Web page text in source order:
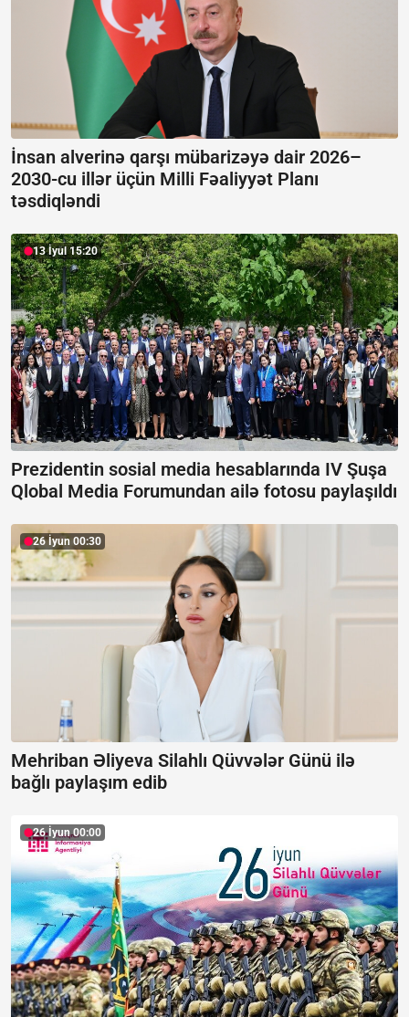
İnsan alverinə qarşı mübarizəyə dair 2026–
2030-cu illər üçün Milli Fəaliyyət Planı
təsdiqləndi
13 İyul 15:20
Prezidentin sosial media hesablarında IV Şuşa
Qlobal Media Forumundan ailə fotosu paylaşıldı
26 İyun 00:30
Mehriban Əliyeva Silahlı Qüvvələr Günü ilə
bağlı paylaşım edib
26 İyun 00:00